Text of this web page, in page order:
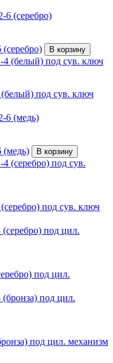
В корзину
под сув. ключ
(медь)
В корзину
под сув. ключ
под цил.
под цил. механизм